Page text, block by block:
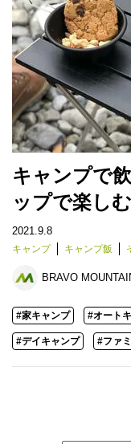
キャンプで
ップで楽し
2021.9.8
キャンプ キャンプ飯
BRAVO
#家キャンプ #オート
#デイキャンプ #ファ